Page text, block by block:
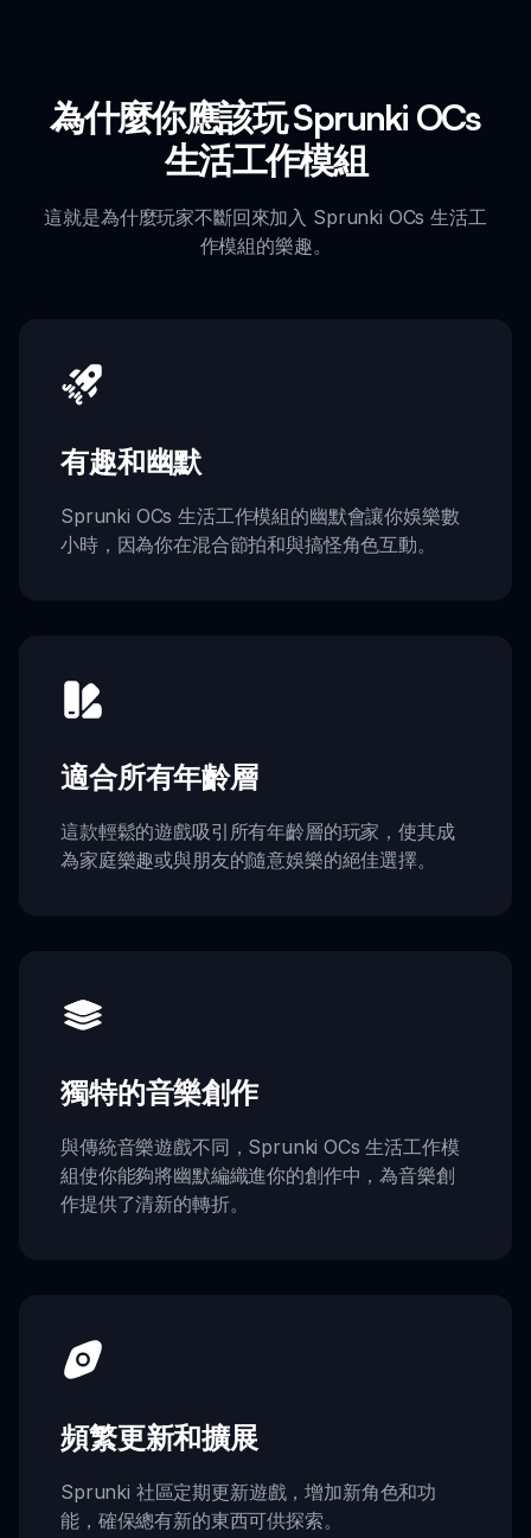
為什麼你應該玩 Sprunki OCs
生活工作模組
這就是為什麼玩家不斷回來加入 Sprunki OCs 生活工
作模組的樂趣。
有趣和幽默
Sprunki OCs 生活工作模組的幽默會讓你娛樂數
小時，因為你在混合節拍和與搞怪角色互動。
適合所有年齡層
這款輕鬆的遊戲吸引所有年齡層的玩家，使其成
為家庭樂趣或與朋友的隨意娛樂的絕佳選擇。
獨特的音樂創作
與傳統音樂遊戲不同，Sprunki OCs 生活工作模
組使你能夠將幽默編織進你的創作中，為音樂創
作提供了清新的轉折。
頻繁更新和擴展
Sprunki 社區定期更新遊戲，增加新角色和功
能，確保總有新的東西可供探索。